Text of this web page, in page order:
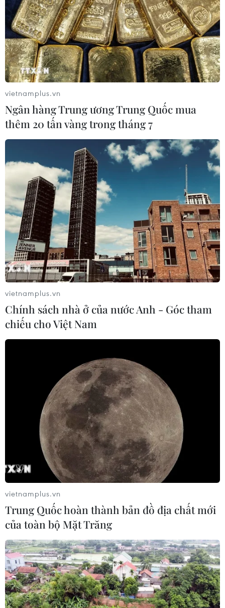
vietnamplus.vn
Ngân hàng Trung ương Trung Quốc mua
thêm 20 tấn vàng trong tháng 7
vietnamplus.vn
Chính sách nhà ở của nước Anh - Góc tham
chiếu cho Việt Nam
vietnamplus.vn
Trung Quốc hoàn thành bản đồ địa chất mới
của toàn bộ Mặt Trăng